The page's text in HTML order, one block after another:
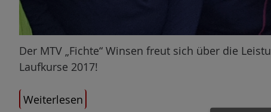
Der MTV „Fichte“ Winsen freut sich über die
Laufkurse 2017!
Weiterlesen